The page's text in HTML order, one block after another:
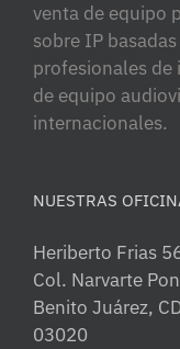
venta de equipo
sobre IP
profesionales
de equipo
internacionales.
NUESTRAS
Heriberto Frias
Col. Narvarte
Benito Juárez,
03020